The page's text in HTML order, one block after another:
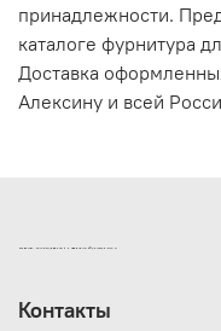
принадлежности.
каталоге фурнитура
Доставка
Алексину и всей
ИНТЕРНЕТ-МАГАЗИН ДВЕРНОЙ И МЕБЕЛЬНОЙ ФУРНИТУРЫ САМ
Контакты